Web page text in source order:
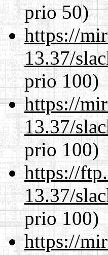
prio 50)
https://
13.37/
prio 100)
https://
13.37/
prio 100)
https://
13.37/
prio 100)
https://